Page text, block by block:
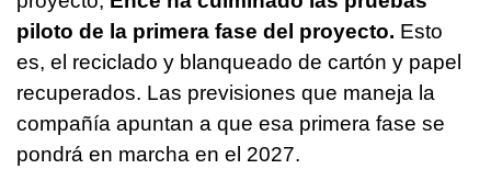
piloto de la primera fase del proyecto. Esto
es, el reciclado y blanqueado de cartón y papel
recuperados. Las previsiones que maneja la
compañía apuntan a que esa primera fase se
pondrá en marcha en el 2027.